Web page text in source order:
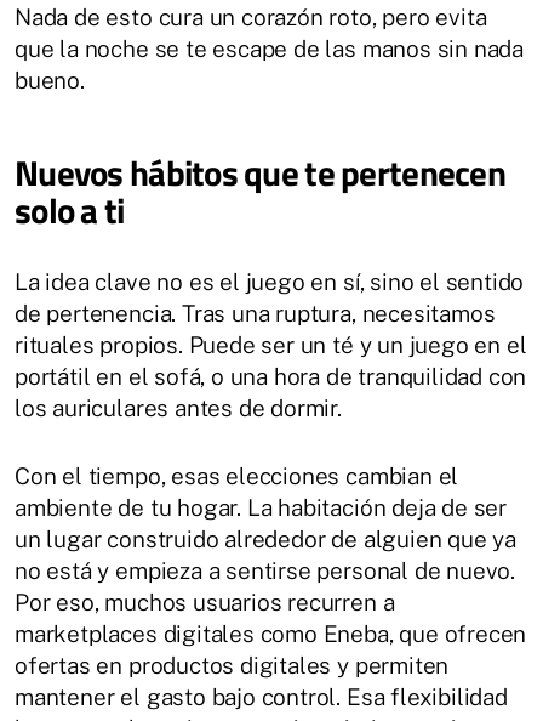
Nada de esto cura un corazón roto, pero evita
que la noche se te escape de las manos sin nada
bueno.
Nuevos hábitos que te pertenecen
solo a ti
La idea clave no es el juego en sí, sino el sentido
de pertenencia. Tras una ruptura, necesitamos
rituales propios. Puede ser un té y un juego en el
portátil en el sofá, o una hora de tranquilidad con
los auriculares antes de dormir.
Con el tiempo, esas elecciones cambian el
ambiente de tu hogar. La habitación deja de ser
un lugar construido alrededor de alguien que ya
no está y empieza a sentirse personal de nuevo.
Por eso, muchos usuarios recurren a
marketplaces digitales como Eneba, que ofrecen
ofertas en productos digitales y permiten
mantener el gasto bajo control. Esa flexibilidad